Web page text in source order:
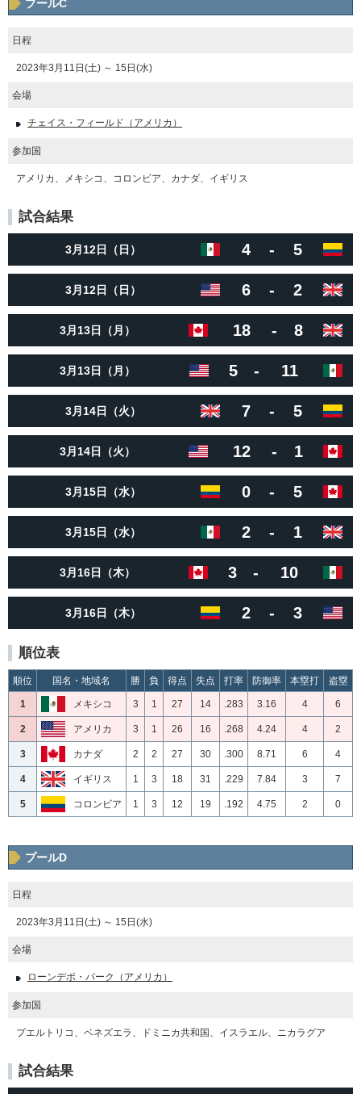
プールC
日程
2023年3月11日(土) ～ 15日(水)
会場
チェイス・フィールド（アメリカ）
参加国
アメリカ、メキシコ、コロンビア、カナダ、イギリス
試合結果
3月12日（日） 4 - 5
3月12日（日） 6 - 2
3月13日（月） 18 - 8
3月13日（月） 5 - 11
3月14日（火） 7 - 5
3月14日（火） 12 - 1
3月15日（水） 0 - 5
3月15日（水） 2 - 1
3月16日（木） 3 - 10
3月16日（木） 2 - 3
順位表
順位 国名・地域名 勝 負 得点 失点 打率 防御率 本塁打 盗塁
1 メキシコ 3 1 27 14 .283 3.16 4 6
2 アメリカ 3 1 26 16 .268 4.24 4 2
3 カナダ 2 2 27 30 .300 8.71 6 4
4 イギリス 1 3 18 31 .229 7.84 3 7
5 コロンビア 1 3 12 19 .192 4.75 2 0
プールD
日程
2023年3月11日(土) ～ 15日(水)
会場
ローンデポ・パーク（アメリカ）
参加国
プエルトリコ、ベネズエラ、ドミニカ共和国、イスラエル、ニカラグア
試合結果